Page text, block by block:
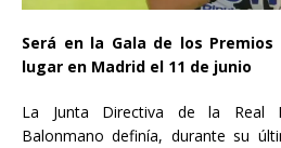
Será en la Gala de los
lugar en Madrid el 11 de junio
La Junta Directiva de la Real
Balonmano definía, durante su